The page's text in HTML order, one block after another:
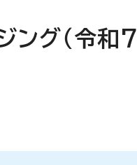
ング（令和